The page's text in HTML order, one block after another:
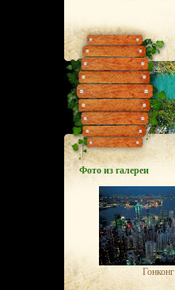
Фото из галереи
Гонконг